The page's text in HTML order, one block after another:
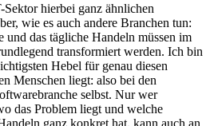
hierbei ganz ähnlichen
wie es auch andere Branchen tun:
und das tägliche Handeln müssen im
transformiert werden. Ich bin
Hebel für genau diesen
Menschen liegt: also bei den
selbst. Nur wer
das Problem liegt und welche
ganz konkret hat, kann auch an